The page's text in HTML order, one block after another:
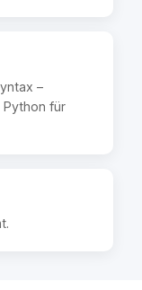
–
Python für